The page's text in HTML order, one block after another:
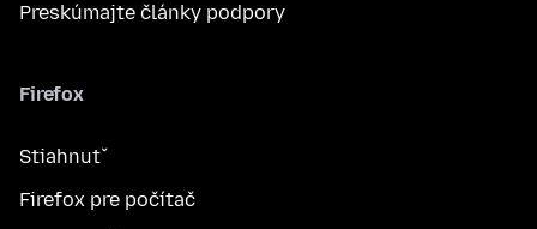
Preskúmajte články podpory
Firefox
Stiahnuť
Firefox pre počítač